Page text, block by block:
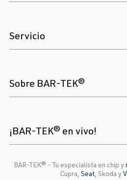
Servicio
Sobre BAR-TEK®
¡BAR-TEK® en vivo!
BAR-TEK®️ - Tu especialista en chip y
Cupra, Seat, Skoda y